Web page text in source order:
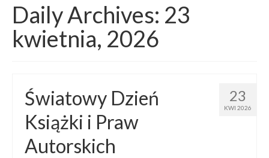
Filia w Bujakowie
Filia w Czańcu
Katalog On-line
Aktualności
Wydarzenia 2022
Daily Archives: 23
kwietnia, 2026
23
KWI 2026
Światowy Dzień
Książki i Praw
Autorskich